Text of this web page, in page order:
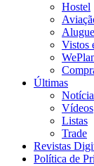
Hostel
Vistos
Últimas
Vídeos
Listas
Trade
Revistas
Política de